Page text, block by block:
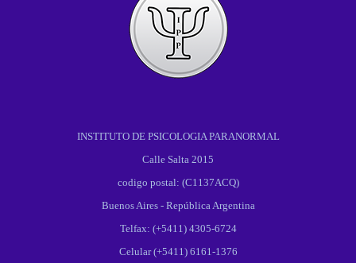
INSTITUTO DE PSICOLOGIA PARANORMAL
Calle Salta 2015
codigo postal: (C1137ACQ)
Buenos Aires - República Argentina
Telfax: (+5411) 4305-6724
Celular (+5411) 6161-1376